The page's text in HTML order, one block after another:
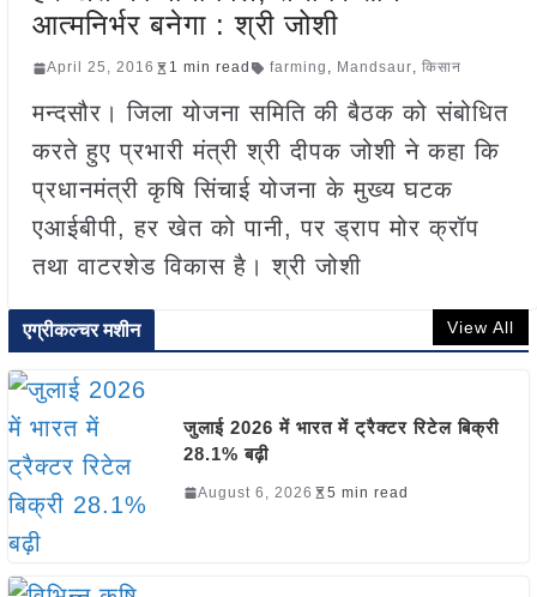
आत्मनिर्भर बनेगा : श्री जोशी
April 25, 2016 1 min read farming , Mandsaur, किसान
मन्दसौर। जिला योजना समिति की बैठक को संबोधित
करते हुए प्रभारी मंत्री श्री दीपक जोशी ने कहा कि
प्रधानमंत्री कृषि सिंचाई योजना के मुख्य घटक
एआईबीपी, हर खेत को पानी, पर ड्राप मोर क्रॉप
तथा वाटरशेड विकास है। श्री जोशी
एग्रीकल्चर मशीन View All
जुलाई 2026 में भारत में ट्रैक्टर रिटेल बिक्री
28.1% बढ़ी
August 6, 2026 5 min read